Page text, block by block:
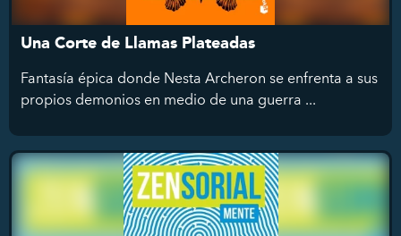
Una Corte de Llamas Plateadas
Fantasía épica donde Nesta Archeron se enfrenta a sus
propios demonios en medio de una guerra ...